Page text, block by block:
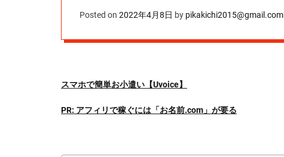
Posted on 2022年4月8日 by pikakichi2015@gmail.com
スマホで簡単お小遣い【Uvoice】
PR: アフィリで稼ぐには「お名前.com」が要る